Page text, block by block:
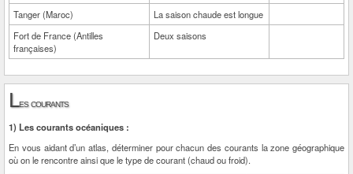
Tanger (Maroc)
La saison chaude est longue
Fort de France (Antilles
françaises)
Deux saisons
Les courants
1) Les courants océaniques :
En vous aidant d’un atlas, déterminer pour chacun des courants la zone géographique
où on le rencontre ainsi que le type de courant (chaud ou froid).